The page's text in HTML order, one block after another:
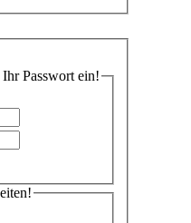
Passwort ein!